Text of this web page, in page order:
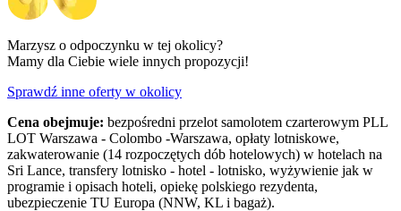
Marzysz o odpoczynku w tej okolicy?
Mamy dla Ciebie wiele innych propozycji!
Sprawdź inne oferty w okolicy
Cena obejmuje: bezpośredni przelot samolotem czarterowym PLL
LOT Warszawa - Colombo -Warszawa, opłaty lotniskowe,
zakwaterowanie (14 rozpoczętych dób hotelowych) w hotelach na
Sri Lance, transfery lotnisko - hotel - lotnisko, wyżywienie jak w
programie i opisach hoteli, opiekę polskiego rezydenta,
ubezpieczenie TU Europa (NNW, KL i bagaż).